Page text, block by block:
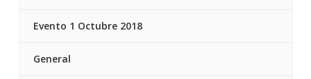
Evento 1 Octubre 2018
General